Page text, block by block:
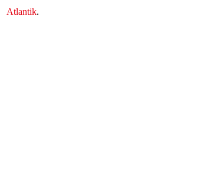
Atlantik.